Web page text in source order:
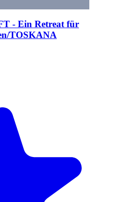
- Ein Retreat für
TOSKANA